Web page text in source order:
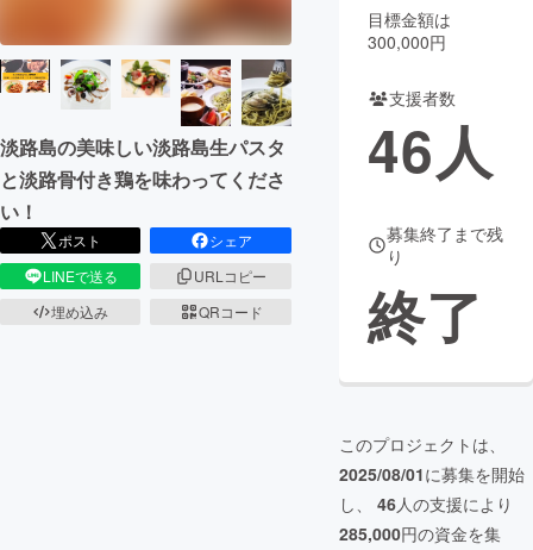
CAMPFIREふるさと納税
コミュニティ
淡路島の美味しい淡路島生パスタ
と淡路骨付き鶏を味わってくださ
い！
ポスト
シェア
LINEで送る
URLコピー
埋め込み
QRコード
目標金額は
300,000円
支援者数
46人
募集終了まで残
り
終了
このプロジェクトは、
2025/08/01に募集を開始
し、 46人の支援により
285,000円の資金を集